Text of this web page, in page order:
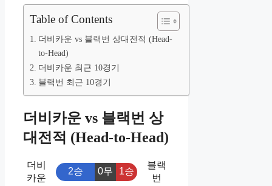
Table of Contents
더비카운 vs 블랙번 상대전적 (Head-
to-Head)
더비카운 최근 10경기
블랙번 최근 10경기
더비카운 vs 블랙번 상
대전적 (Head-to-Head)
더비
카운
2승 0무 1승
블랙
번